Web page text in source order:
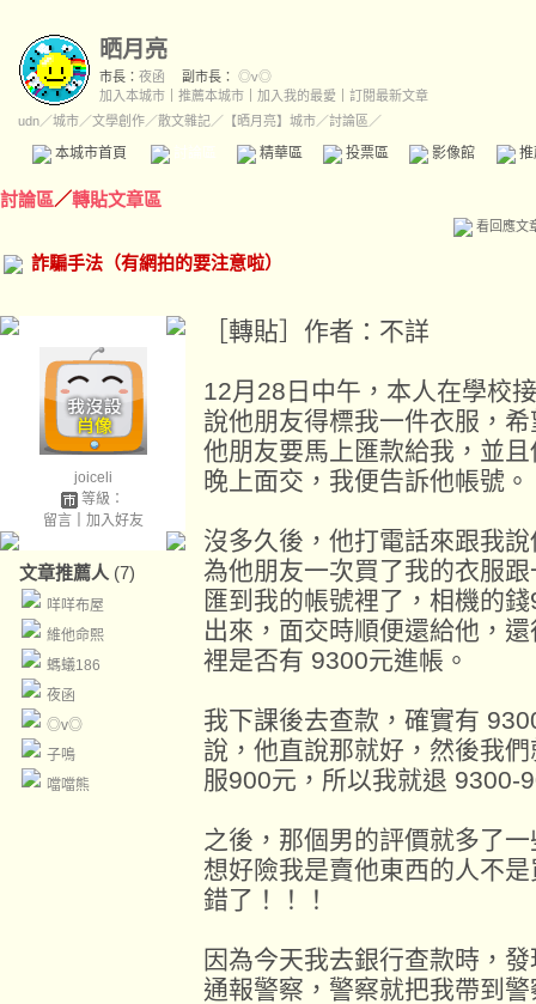
晒月亮
市長： 夜函 副市長： ◎v◎
加入本城市
推薦本城市 加入我的最愛
訂閱最新文章
udn／城市／文學創作／散文雜記／ 【晒月亮】城市／討論區／
本城市首頁 精華區 投票區 影像館
討論區／轉貼文章區
看回應文
詐騙手法（有網拍的要注意啦）
joiceli
等級：
留言｜ 加入好友
文章推薦人 (7)
咩咩布屋
維他命熙
螞蟻186
夜函
◎v◎
子鳴
噹噹熊
［轉貼］作者：不詳
12月28日中午，本人在學校
說他朋友得標我一件衣服，
他朋友要馬上匯款給我，並
晚上面交，我便告訴他帳號。
沒多久後，他打電話來跟我
為他朋友一次買了我的衣服
匯到我的帳號裡了，相機的
出來，面交時順便還給他，
裡是否有 9300元進帳。
我下課後去查款，確實有
說，他直說那就好，然後我
服900元，所以我就退 9300-
之後，那個男的評價就多了
想好險我是賣他東西的人不
錯了！！！
因為今天我去銀行查款時，
通報警察，警察就把我帶到